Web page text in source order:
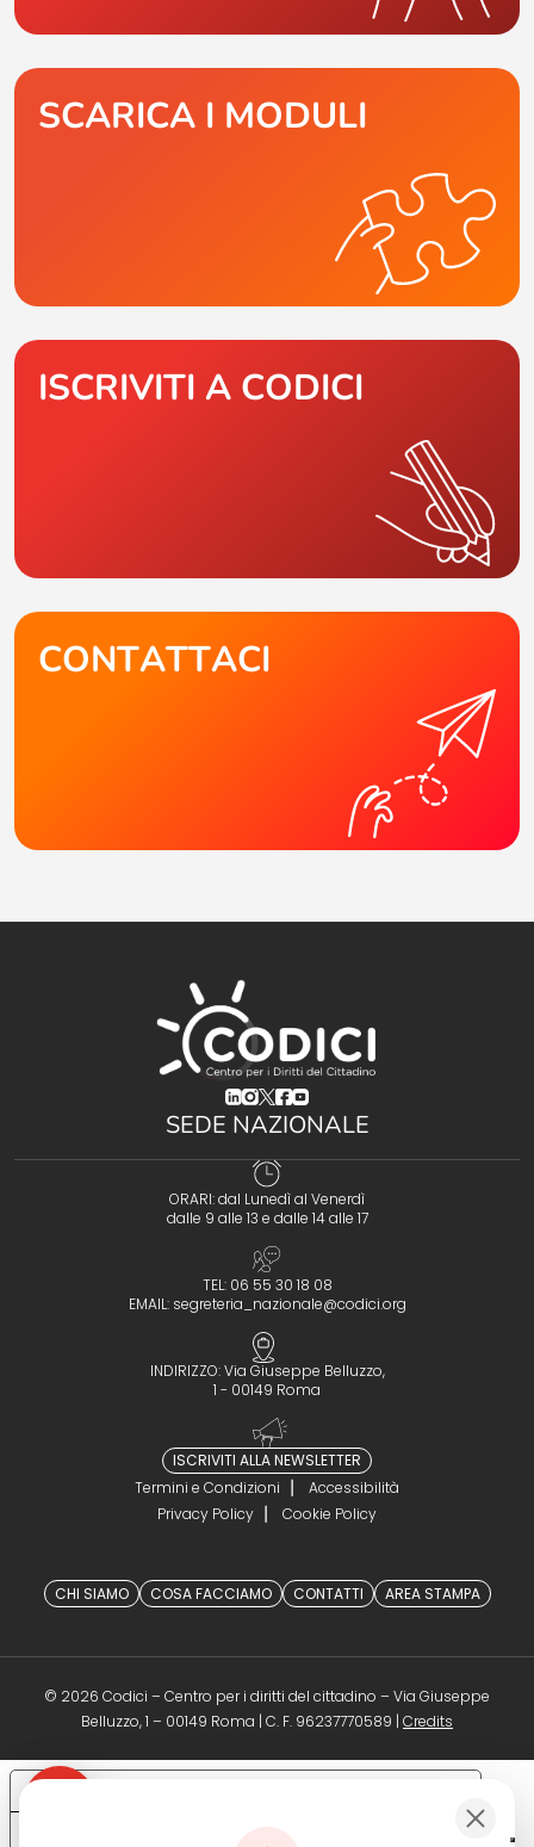
SCARICA I MODULI
ISCRIVITI A CODICI
CONTATTACI
(opens in a new tab)
(opens in a new tab)
(opens in a new tab)
(opens in a new tab)
(opens in a new tab)
SEDE NAZIONALE
ORARI: dal Lunedì al Venerdì
dalle 9 alle 13 e dalle 14 alle 17
TEL: 06 55 30 18 08
EMAIL: segreteria_nazionale@codici.org
INDIRIZZO: Via Giuseppe Belluzzo,
1 - 00149 Roma
ISCRIVITI ALLA NEWSLETTER
Termini e Condizioni
Accessibilità
Privacy Policy
Cookie Policy
CHI SIAMO COSA FACCIAMO CONTATTI AREA STAMPA
© 2026 Codici – Centro per i diritti del cittadino – Via Giuseppe
Belluzzo, 1 – 00149 Roma | C. F. 96237770589 | Credits